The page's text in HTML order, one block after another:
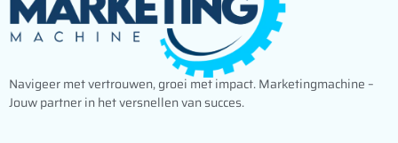
Navigeer met vertrouwen, groei met impact. Marketingmachine –
Jouw partner in het versnellen van succes.